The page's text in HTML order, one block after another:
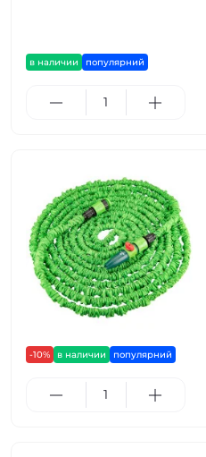
в наличии популярний
-10% в наличии популярний